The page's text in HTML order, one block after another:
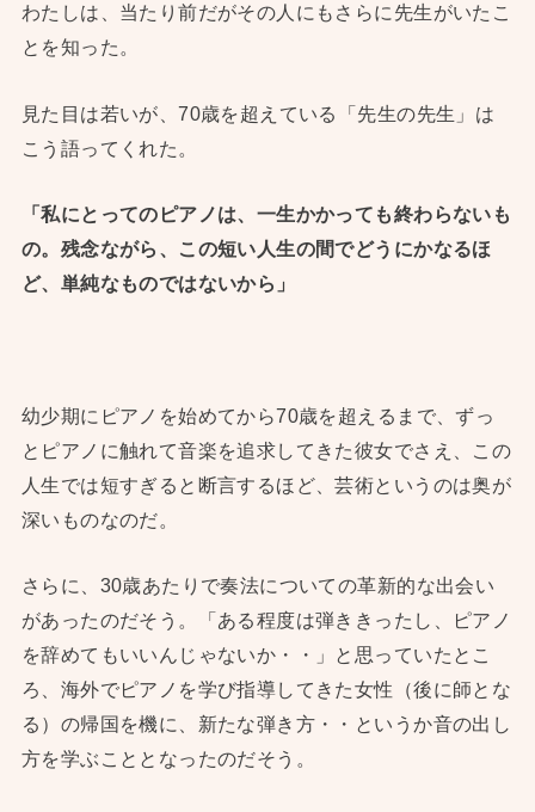
わたしは、当たり前だがその人にもさらに先生がいたこ
とを知った。
見た目は若いが、70歳を超えている「先生の先生」は
こう語ってくれた。
「私にとってのピアノは、一生かかっても終わらないも
の。残念ながら、この短い人生の間でどうにかなるほ
ど、単純なものではないから」
幼少期にピアノを始めてから70歳を超えるまで、ずっ
とピアノに触れて音楽を追求してきた彼女でさえ、この
人生では短すぎると断言するほど、芸術というのは奥が
深いものなのだ。
さらに、30歳あたりで奏法についての革新的な出会い
があったのだそう。「ある程度は弾ききったし、ピアノ
を辞めてもいいんじゃないか・・」と思っていたとこ
ろ、海外でピアノを学び指導してきた女性（後に師とな
る）の帰国を機に、新たな弾き方・・というか音の出し
方を学ぶこととなったのだそう。